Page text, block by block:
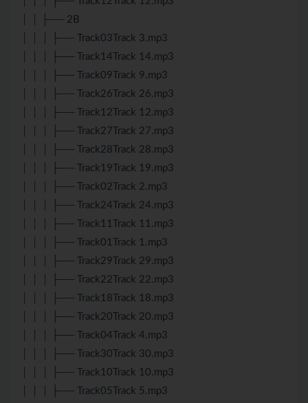
│ │ ├── 2B
│ │ │ ├── Track03Track 3.mp3
│ │ │ ├── Track14Track 14.mp3
│ │ │ ├── Track09Track 9.mp3
│ │ │ ├── Track26Track 26.mp3
│ │ │ ├── Track12Track 12.mp3
│ │ │ ├── Track27Track 27.mp3
│ │ │ ├── Track28Track 28.mp3
│ │ │ ├── Track19Track 19.mp3
│ │ │ ├── Track02Track 2.mp3
│ │ │ ├── Track24Track 24.mp3
│ │ │ ├── Track11Track 11.mp3
│ │ │ ├── Track01Track 1.mp3
│ │ │ ├── Track29Track 29.mp3
│ │ │ ├── Track22Track 22.mp3
│ │ │ ├── Track18Track 18.mp3
│ │ │ ├── Track20Track 20.mp3
│ │ │ ├── Track04Track 4.mp3
│ │ │ ├── Track30Track 30.mp3
│ │ │ ├── Track10Track 10.mp3
│ │ │ ├── Track05Track 5.mp3